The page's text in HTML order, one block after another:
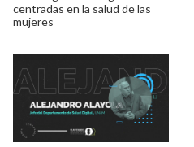
centradas en la salud de las
mujeres